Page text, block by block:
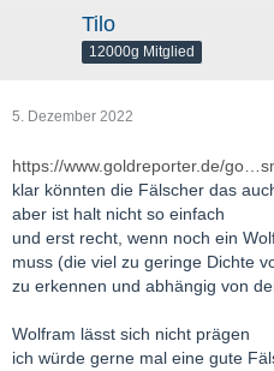
Tilo
12000g Mitglied
5. Dezember 2022
https://www.goldreporter.de/
klar könnten die Fälscher das
aber ist halt nicht so einfach
und erst recht, wenn noch ein
muss (die viel zu geringe Dichte
zu erkennen und abhängig von
Wolfram lässt sich nicht prägen
ich würde gerne mal eine gute